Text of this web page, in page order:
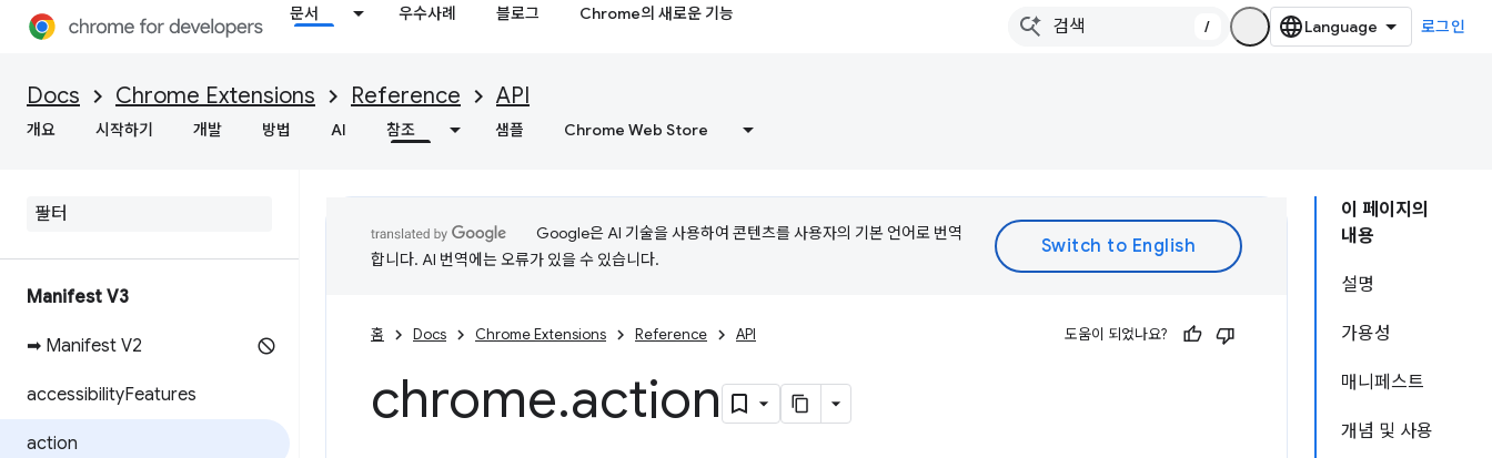
문서 우수사례 블로그 Chrome의 새로운 기능
/ 로그인
Docs Chrome Extensions Reference API
개요 시작하기 개발 방법 AI 참조 샘플 Chrome Web Store
Manifest V3
➡ Manifest V2
accessibilityFeatures
action
이 페이지의
내용
설명
가용성
매니페스트
개념 및 사용
Google은 AI 기술을 사용하여 콘텐츠를 사용자의 기본 언어로 번역
합니다. AI 번역에는 오류가 있을 수 있습니다.
홈 Docs Chrome Extensions Reference API 도움이 되었나요?
chrome.action